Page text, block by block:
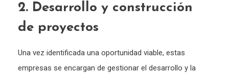
2. Desarrollo y construcción
de proyectos
Una vez identificada una oportunidad viable, estas
empresas se encargan de gestionar el desarrollo y la